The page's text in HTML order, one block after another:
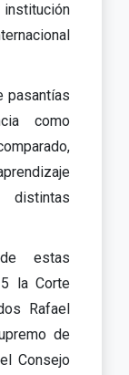
pasantías
como
distintas
estas
la Corte
Rafael
de
Consejo